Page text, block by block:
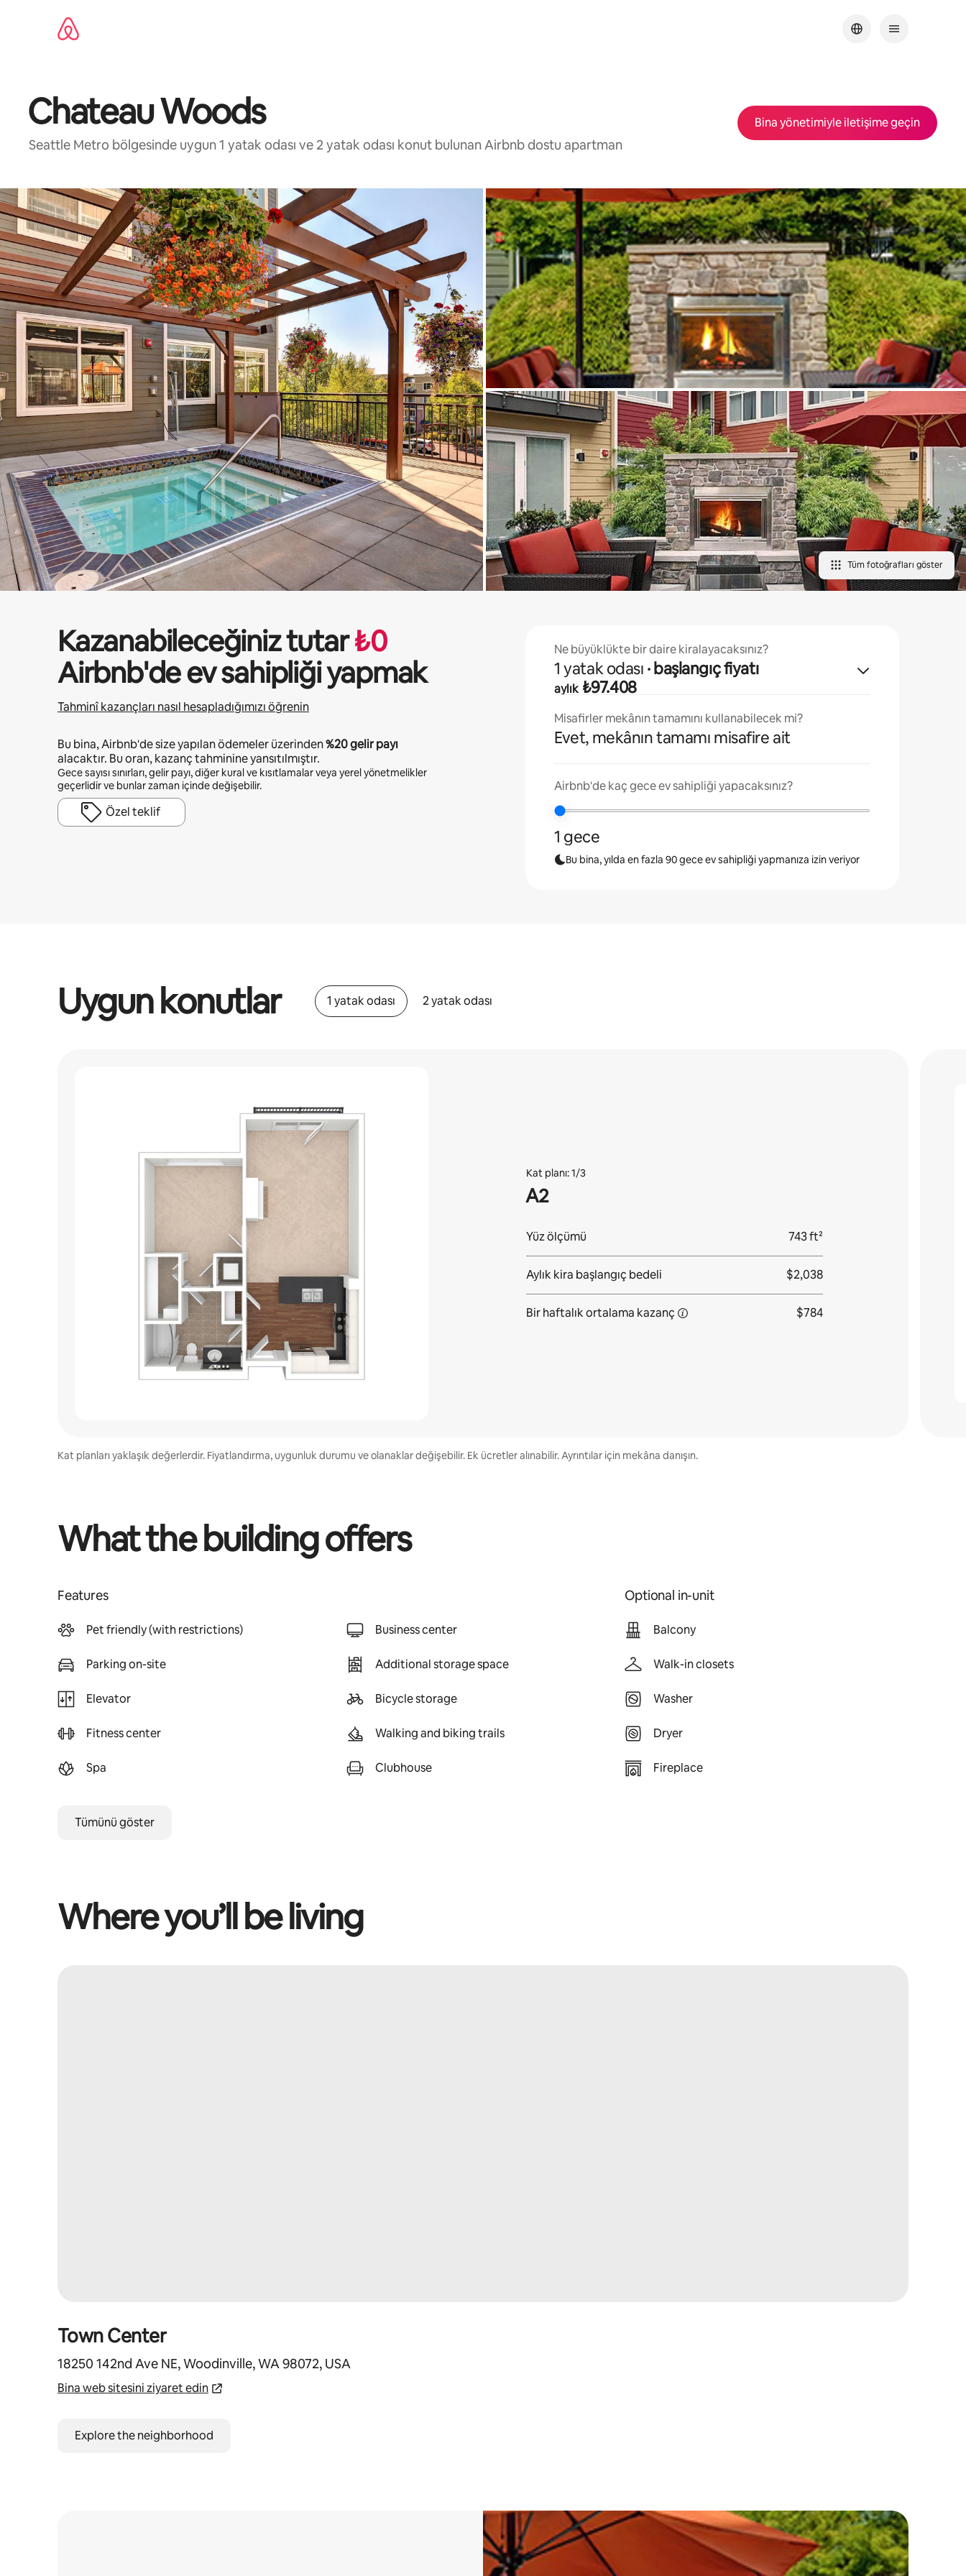
Chateau Woods
Seattle Metro bölgesinde uygun 1 yatak odası ve 2 yatak odası konut bulunan Airbnb dostu apartman
Bina yönetimiyle iletişime geçin
Tüm fotoğrafları göster
Kazanabileceğiniz tutar₺0
Airbnb'de ev sahipliği yapmak
Tahminî kazançları nasıl hesapladığımızı öğrenin
Bu bina, Airbnb'de size yapılan ödemeler üzerinden%20gelir payı
alacaktır. Bu oran, kazanç tahminine yansıtılmıştır.
Gece sayısı sınırları, gelir payı, diğer kural ve kısıtlamalar veya yerel yönetmelikler
geçerlidir ve bunlar zaman içinde değişebilir.
Özel teklif
Ne büyüklükte bir daire kiralayacaksınız?
1 yatak odası · başlangıç fiyatı
aylık₺97.408
Misafirler mekânın tamamını kullanabilecek mi?
Evet, mekânın tamamı misafire ait
Airbnb'de kaç gece ev sahipliği yapacaksınız?
1 gece
Bu bina, yılda en fazla 90 gece ev sahipliği yapmanıza izin veriyor
Uygun konutlar 1 yatak odası 2 yatak odası
Kat planı: 1/3
A2
Yüz ölçümü 743 ft²
Aylık kira başlangıç bedeli $2,038
Bir haftalık ortalama kazanç $784
Kat planları yaklaşık değerlerdir. Fiyatlandırma, uygunluk durumu ve olanaklar değişebilir. Ek ücretler alınabilir. Ayrıntılar için mekâna danışın.
What the building offers
Features
Pet friendly (with restrictions)
Parking on-site
Elevator
Fitness center
Spa
Business center
Additional storage space
Bicycle storage
Walking and biking trails
Clubhouse
Optional in-unit
Balcony
Walk-in closets
Washer
Dryer
Fireplace
Tümünü göster
Where you’ll be living
Town Center
18250 142nd Ave NE, Woodinville, WA 98072, USA
Bina web sitesini ziyaret edin
Explore the neighborhood